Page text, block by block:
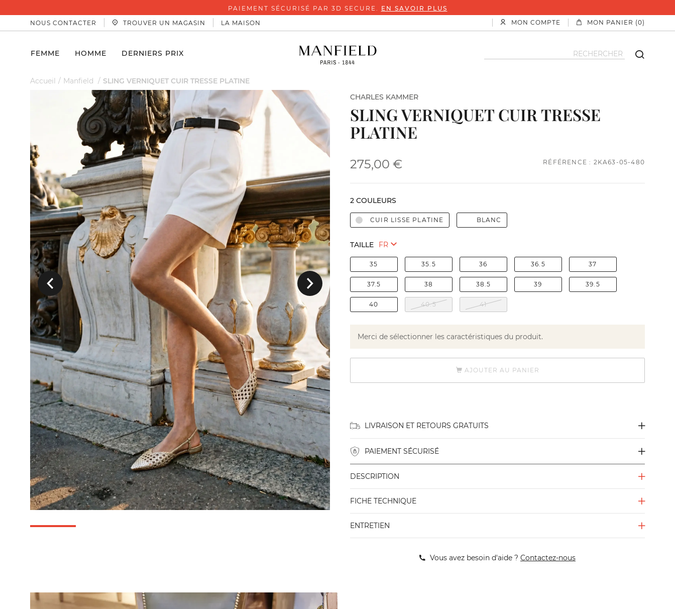
PAIEMENT SÉCURISÉ PAR 3D SECURE. EN SAVOIR PLUS
NOUS CONTACTER
TROUVER UN MAGASIN LA MAISON MON COMPTE MON PANIER (0)
FEMME HOMME DERNIERS PRIX
Accueil Manfield SLING VERNIQUET CUIR TRESSE PLATINE
Précedent Suivant
CHARLES KAMMER
SLING VERNIQUET CUIR TRESSE
PLATINE
275,00 € RÉFÉRENCE : 2KA63-05-480
2 COULEURS
CUIR LISSE PLATINE BLANC
TAILLE
35 35.5 36 36.5 37
37.5 38 38.5 39 39.5
40 40.5 41
Merci de sélectionner les caractéristiques du produit.
AJOUTER AU PANIER
LIVRAISON ET RETOURS GRATUITS
PAIEMENT SÉCURISÉ
DESCRIPTION
FICHE TECHNIQUE
ENTRETIEN
Vous avez besoin d'aide ? Contactez-nous